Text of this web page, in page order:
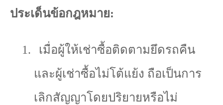
ประเด็นข้อกฎหมาย:
1.
เมื่อผู้ให้เช่าซื้อติดตามยึดรถคืน
และผู้เช่าซื้อไม่โต้แย้ง ถือเป็นการ
เลิกสัญญาโดยปริยายหรือไม่